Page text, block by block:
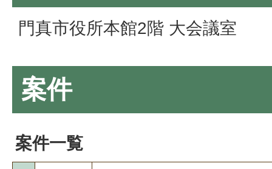
門真市役所本館2階 大会議室
案件
案件一覧